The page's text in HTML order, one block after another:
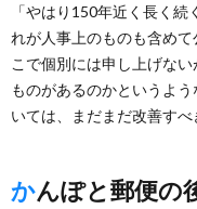
「やはり150年近く長く
れが人事上のものも含め
こで個別には申し上げな
ものがあるのかというよ
いては、まだまだ改善すべ
かんぽと郵便の後任社長、天下りではなく